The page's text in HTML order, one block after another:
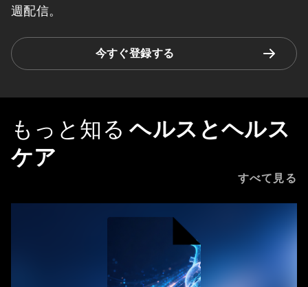
週配信。
今すぐ登録する
もっと知る ヘルスとヘルス
ケア
すべて見る